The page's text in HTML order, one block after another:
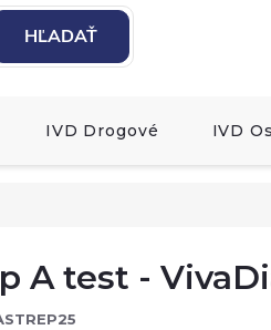
HĽADAŤ
IVD Drogové IVD
A test -